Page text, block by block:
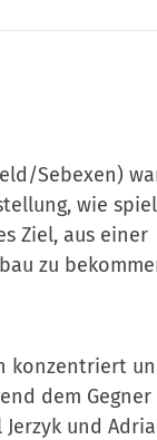
Sebexen)
wie
Ziel, aus einer
zu
konzentriert
dem
und